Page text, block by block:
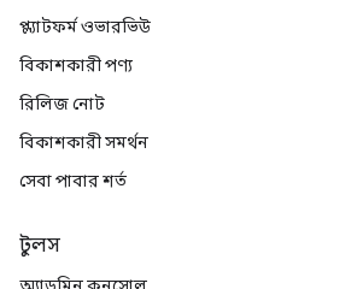
প্ল্যাটফর্ম ওভারভিউ
বিকাশকারী পণ্য
রিলিজ নোট
বিকাশকারী সমর্থন
সেবা পাবার শর্ত
টুলস